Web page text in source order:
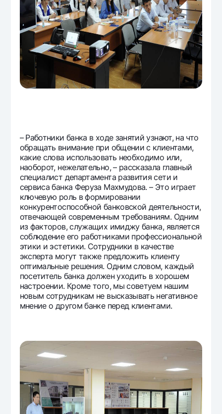
– Работники банка в ходе занятий узнают, на что
обращать внимание при общении с клиентами,
какие слова использовать необходимо или,
наоборот, нежелательно, – рассказала главный
специалист департамента развития сети и
сервиса банка Феруза Махмудова. – Это играет
ключевую роль в формировании
конкурентоспособной банковской деятельности,
отвечающей современным требованиям. Одним
из факторов, служащих имиджу банка, является
соблюдение его работниками профессиональной
этики и эстетики. Сотрудники в качестве
эксперта могут также предложить клиенту
оптимальные решения. Одним словом, каждый
посетитель банка должен уходить в хорошем
настроении. Кроме того, мы советуем нашим
новым сотрудникам не высказывать негативное
мнение о другом банке перед клиентами.